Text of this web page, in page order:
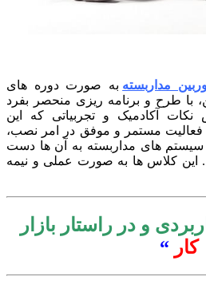
مداربستهبه صورت دوره های
طرح و برنامه ریزی منحصر بفرد
آکادمیک و تجربیاتی که این
مستمر و موفق در امر نصب،
های مداربسته به آن ها دست
کلاس ها به صورت عملی و نیمه
و در راستار بازار
کار “